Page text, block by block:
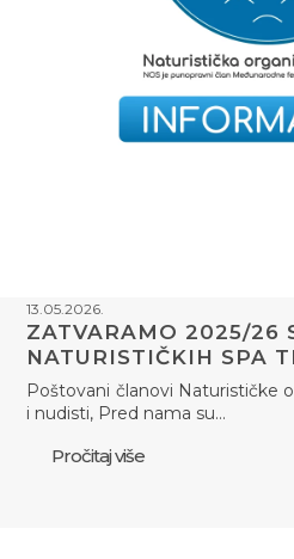
13.05.2026.
ZATVARAMO 2025/26
NATURISTIČKIH SPA
Poštovani članovi Naturističke
i nudisti, Pred nama su…
Pročitaj više